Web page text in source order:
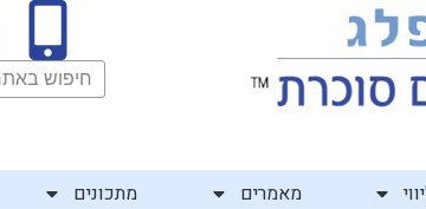
חיפוש
מאמרים מתכונים